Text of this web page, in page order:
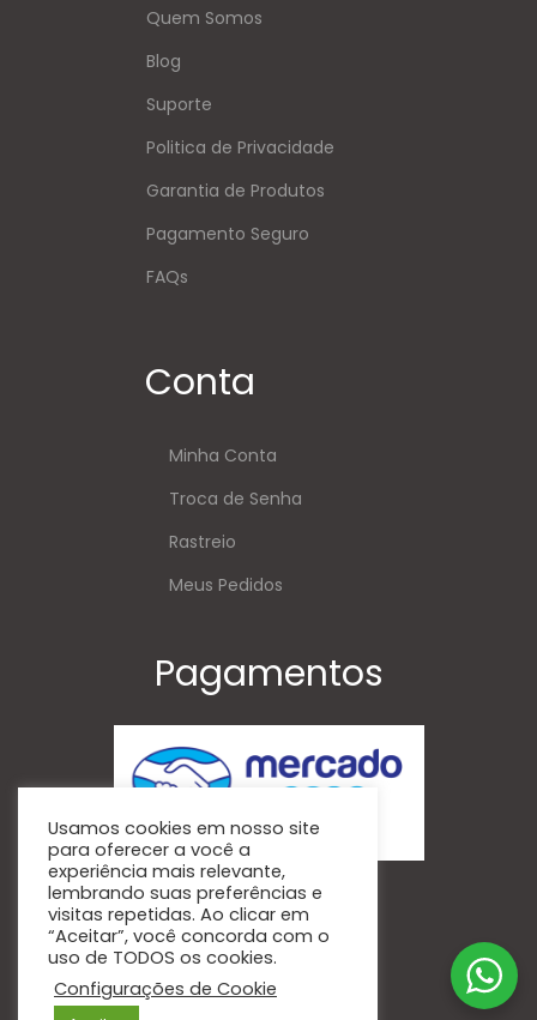
Quem Somos
Blog
Suporte
Politica de Privacidade
Garantia de Produtos
Pagamento Seguro
FAQs
Conta
Minha Conta
Troca de Senha
Rastreio
Meus Pedidos
Pagamentos
Siga-Nos
Usamos cookies em nosso site
para oferecer a você a
experiência mais relevante,
lembrando suas preferências e
visitas repetidas. Ao clicar em
“Aceitar”, você concorda com o
uso de TODOS os cookies.
Configurações de Cookie